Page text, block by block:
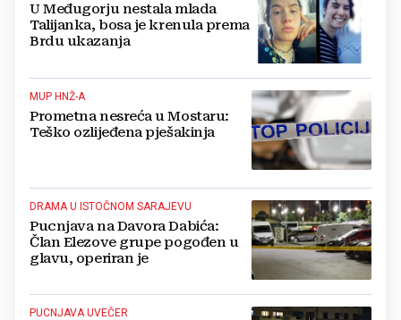
U Međugorju nestala mlada
Talijanka, bosa je krenula prema
Brdu ukazanja
MUP HNŽ-A
Prometna nesreća u Mostaru:
Teško ozlijeđena pješakinja
DRAMA U ISTOČNOM SARAJEVU
Pucnjava na Davora Dabića:
Član Elezove grupe pogođen u
glavu, operiran je
PUCNJAVA UVEČER